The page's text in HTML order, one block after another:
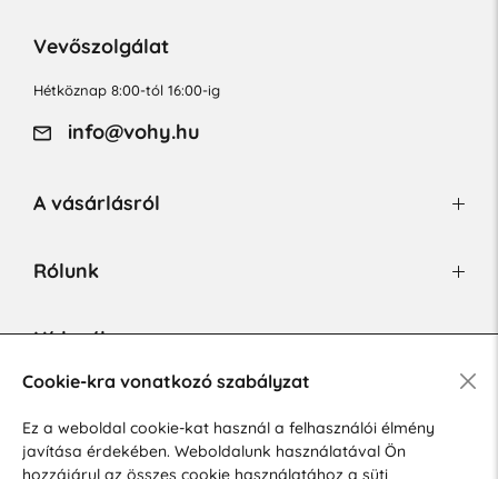
Vevőszolgálat
Hétköznap 8:00-tól 16:00-ig
info@vohy.hu
A vásárlásról
Rólunk
Hírlevél
Hozzájárulok a személyes adatok marketing célú kezeléséhez.
Személyes adatok védelmére vonatkozó szabályzat.
Cookie-kra vonatkozó szabályzat
Ez a weboldal cookie-kat használ a felhasználói élmény
javítása érdekében. Weboldalunk használatával Ön
hozzájárul az összes cookie használatához a süti